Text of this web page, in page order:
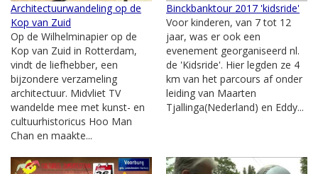
Architectuurwandeling op de
Kop van Zuid
Op de Wilhelminapier op de
Kop van Zuid in Rotterdam,
vindt de liefhebber, een
bijzondere verzameling
architectuur. Midvliet TV
wandelde mee met kunst- en
cultuurhistoricus Hoo Man
Chan en maakte...
Binckbanktour 2017 'kidsride'
Voor kinderen, van 7 tot 12
jaar, was er ook een
evenement georganiseerd nl.
de 'Kidsride'. Hier legden ze 4
km van het parcours af onder
leiding van Maarten
Tjallinga(Nederland) en Eddy...